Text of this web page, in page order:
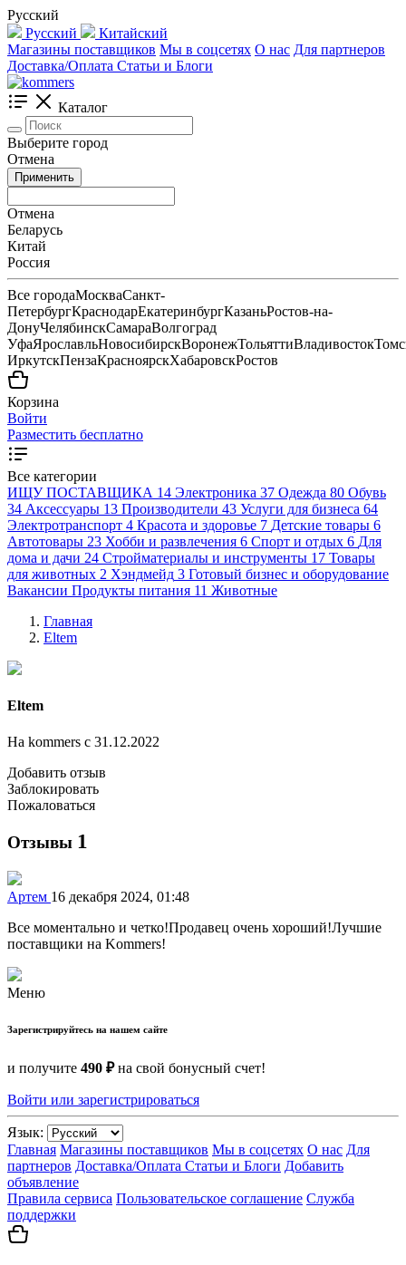
Русский
Русский
Китайский
Магазины поставщиков Мы в соцсетях О нас Для партнеров
Доставка/Оплата Статьи и Блоги
Каталог
Выберите город
Отмена
Применить
Отмена
Беларусь
Китай
Россия
Все городаМоскваСанкт-
ПетербургКраснодарЕкатеринбургКазаньРостов-на-
ДонуЧелябинскСамараВолгоград
УфаЯрославльНовосибирскВоронежТольяттиВладивосток
ИркутскПензаКрасноярскХабаровскРостов
Корзина
Войти
Разместить бесплатно
Все категории
ИЩУ ПОСТАВЩИКА 14 Электроника 37 Одежда 80 Обувь
34 Аксессуары 13 Производители 43 Услуги для бизнеса 64
Электротранспорт 4 Красота и здоровье 7 Детские товары 6
Автотовары 23 Хобби и развлечения 6 Спорт и отдых 6 Для
дома и дачи 24 Стройматериалы и инструменты 17 Товары
для животных 2 Хэндмейд 3 Готовый бизнес и оборудование
Вакансии Продукты питания 11 Животные
Главная
Eltem
Eltem
На kommers с 31.12.2022
Добавить отзыв
Заблокировать
Пожаловаться
Отзывы 1
Артем 16 декабря 2024, 01:48
Все моментально и четко!Продавец очень хороший!Лучшие
поставщики на Kommers!
Меню
Зарегистрируйтесь на нашем сайте
и получите 490 ₽на свой бонусный счет!
Войти или зарегистрироваться
Язык:
Главная Магазины поставщиков Мы в соцсетях О нас Для
партнеров Доставка/Оплата Статьи и Блоги Добавить
объявление
Правила сервиса Пользовательское соглашение Служба
поддержки